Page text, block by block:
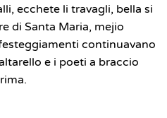
ecchete li travagli, bella si
di Santa Maria, mejio
continuavano
e i poeti a braccio